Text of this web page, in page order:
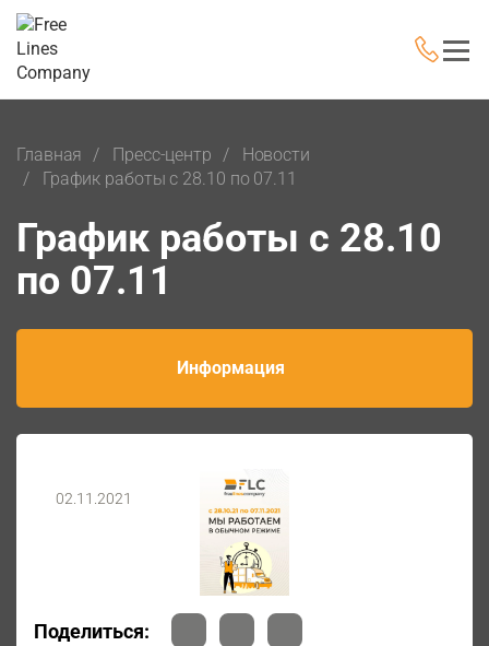
Главная Пресс-центр
Новости
График работы с 28.10 по 07.11
График работы с 28.10
по 07.11
Информация
02.11.2021
Поделиться: